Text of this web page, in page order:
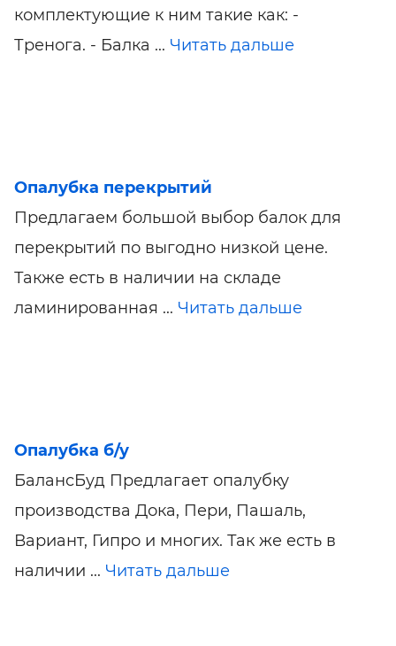
комплектующие к ним такие как: -
Тренога. - Балка ... Читать дальше
Опалубка перекрытий
Предлагаем большой выбор балок для
перекрытий по выгодно низкой цене.
Также есть в наличии на складе
ламинированная ... Читать дальше
Опалубка б/у
БалансБуд Предлагает опалубку
производства Дока, Пери, Пашаль,
Вариант, Гипро и многих. Так же есть в
наличии ... Читать дальше